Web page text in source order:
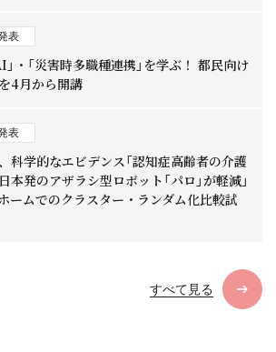
表
・「災害時多職種連携」を学ぶ！ 都民向け
4月から開講
表
、科学的なエビデンス「認知症高齢者の介護
発のアザラシ型ロボット「パロ」が軽減」
ームでのクラスター・ランダム化比較試
すべて見る